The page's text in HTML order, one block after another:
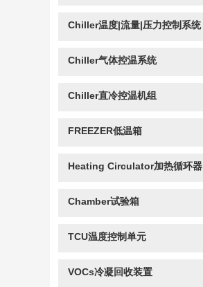
Chiller温度|流量|压力控制系统
Chiller气体控温系统
Chiller直冷控温机组
FREEZER低温箱
Heating Circulator加热循环器
Chamber试验箱
TCU温度控制单元
VOCs冷凝回收装置